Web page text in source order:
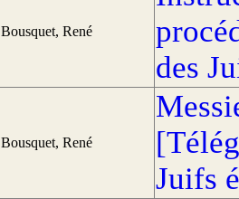
Bousquet, René
des
Bousquet, René
Juifs